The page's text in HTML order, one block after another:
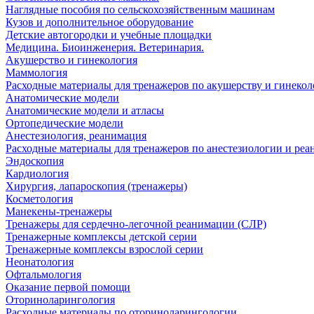
Наглядные пособия по сельскохозяйственным машинам
Кузов и дополнительное оборудование
Детские автогородки и учебные площадки
Медицина. Биоинженерия. Ветеринария.
Акушерство и гинекология
Маммология
Расходные материалы для тренажеров по акушерству и
Анатомические модели
Анатомические модели и атласы
Ортопедические модели
Анестезиология, реанимация
Расходные материалы для тренажеров по анестезиологии и
Эндоскопия
Кардиология
Хирургия, лапароскопия (тренажеры)
Косметология
Манекены-тренажеры
Тренажеры для сердечно-легочной реанимации (СЛР)
Тренажерные комплексы детской серии
Тренажерные комплексы взрослой серии
Неонатология
Офтальмология
Оказание первой помощи
Оториноларингология